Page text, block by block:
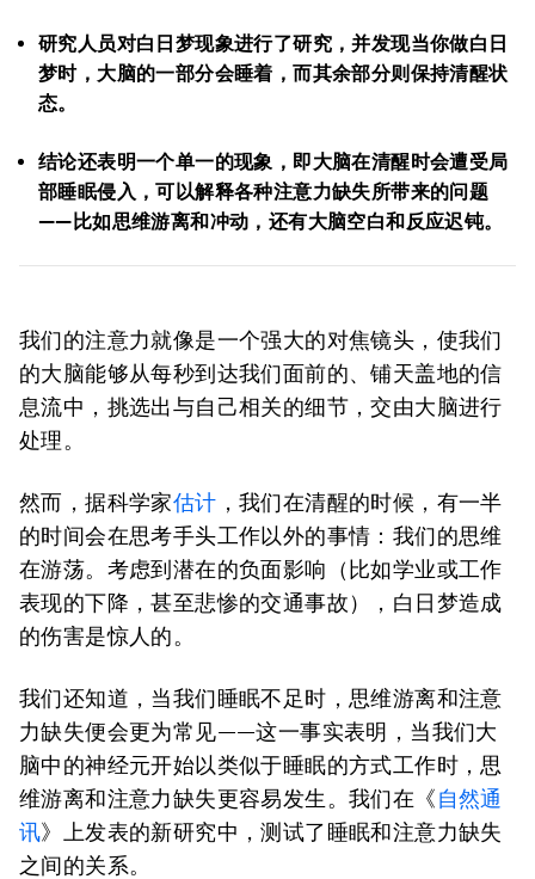
研究人员对白日梦现象进行了研究，并发现当你做白日
梦时，大脑的一部分会睡着，而其余部分则保持清醒状
态。
结论还表明一个单一的现象，即大脑在清醒时会遭受局
部睡眠侵入，可以解释各种注意力缺失所带来的问题
——比如思维游离和冲动，还有大脑空白和反应迟钝。
我们的注意力就像是一个强大的对焦镜头，使我们
的大脑能够从每秒到达我们面前的、铺天盖地的信
息流中，挑选出与自己相关的细节，交由大脑进行
处理。
然而，据科学家估计 ，我们在清醒的时候，有一半
的时间会在思考手头工作以外的事情：我们的思维
在游荡。考虑到潜在的负面影响（比如学业或工作
表现的下降，甚至悲惨的交通事故），白日梦造成
的伤害是惊人的。
我们还知道，当我们睡眠不足时，思维游离和注意
力缺失便会更为常见——这一事实表明，当我们大
脑中的神经元开始以类似于睡眠的方式工作时，思
维游离和注意力缺失更容易发生。我们在《自然通
讯》上发表的新研究中，测试了睡眠和注意力缺失
之间的关系。